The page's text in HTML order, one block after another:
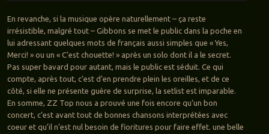
En revanche, si la musique opère naturellement – ça reste
irrésistible, malgré tout – Gibbons se met le public dans la poche en
lui adressant quelques mots de français aussi simples que « Yes,
Merci! » ou un « C’est chouette! » après un solo dont il a le secret.
Pas super bavard pour autant, mais le public est séduit. Ce qui
compte, après tout, c’est d’en prendre plein les oreilles, et de ce
côté, si elle ne présente guère de surprise, la setlist est imparable.
En somme, ZZ Top nous a prouvé une fois encore qu’un bon
concert, c’est avant tout de bonnes chansons interprétées avec
coeur et qu’il n’est nul besoin de fioritures pour faire effet. une belle